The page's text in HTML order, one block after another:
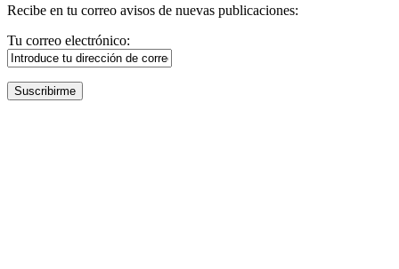
Recibe en tu correo avisos de nuevas publicaciones:
Tu correo electrónico: